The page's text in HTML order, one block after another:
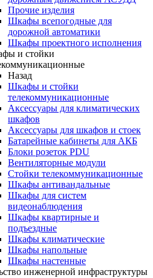
Прочие изделия
Шкафы всепогодные для
дорожной автоматики
Шкафы проектного исполнения
и стойки
Назад
Шкафы и стойки
телекоммуникационные
Аксессуары для климатических
шкафов
Аксессуары для шкафов и стоек
Батарейные кабинеты для АКБ
Блоки розеток PDU
Вентиляторные модули
Стойки телекоммуникационные
Шкафы антивандальные
Шкафы для систем
видеонаблюдения
Шкафы квартирные и
подъездные
Шкафы климатические
Шкафы напольные
Шкафы настенные
инженерной инфраструктуры